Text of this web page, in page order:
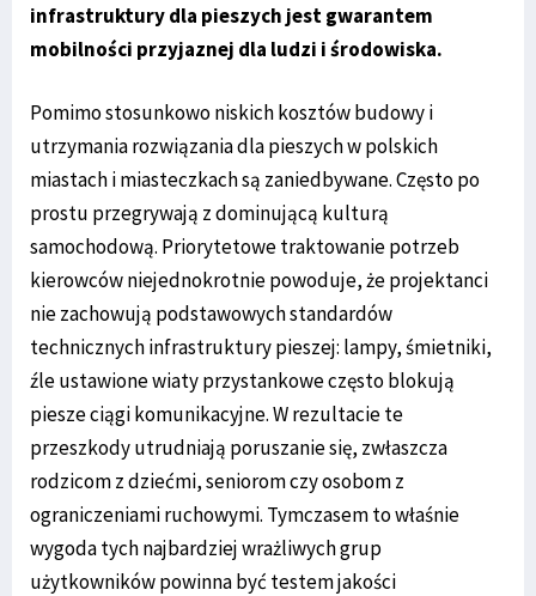
infrastruktury dla pieszych jest gwarantem
mobilności przyjaznej dla ludzi i środowiska.
Pomimo stosunkowo niskich kosztów budowy i
utrzymania rozwiązania dla pieszych w polskich
miastach i miasteczkach są zaniedbywane. Często po
prostu przegrywają z dominującą kulturą
samochodową. Priorytetowe traktowanie potrzeb
kierowców niejednokrotnie powoduje, że projektanci
nie zachowują podstawowych standardów
technicznych infrastruktury pieszej: lampy, śmietniki,
źle ustawione wiaty przystankowe często blokują
piesze ciągi komunikacyjne. W rezultacie te
przeszkody utrudniają poruszanie się, zwłaszcza
rodzicom z dziećmi, seniorom czy osobom z
ograniczeniami ruchowymi. Tymczasem to właśnie
wygoda tych najbardziej wrażliwych grup
użytkowników powinna być testem jakości